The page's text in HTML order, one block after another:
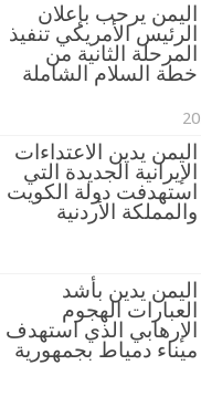
اليمن يرحب بإعلان
الرئيس الأمريكي تنفيذ
المرحلة الثانية من
خطة السلام الشاملة
اليمن يدين الاعتداءات
الإيرانية الجديدة التي
استهدفت دولة الكويت
والمملكة الأردنية
اليمن يدين بأشد
العبارات الهجوم
الإرهابي الذي استهدف
ميناء دمياط بجمهورية